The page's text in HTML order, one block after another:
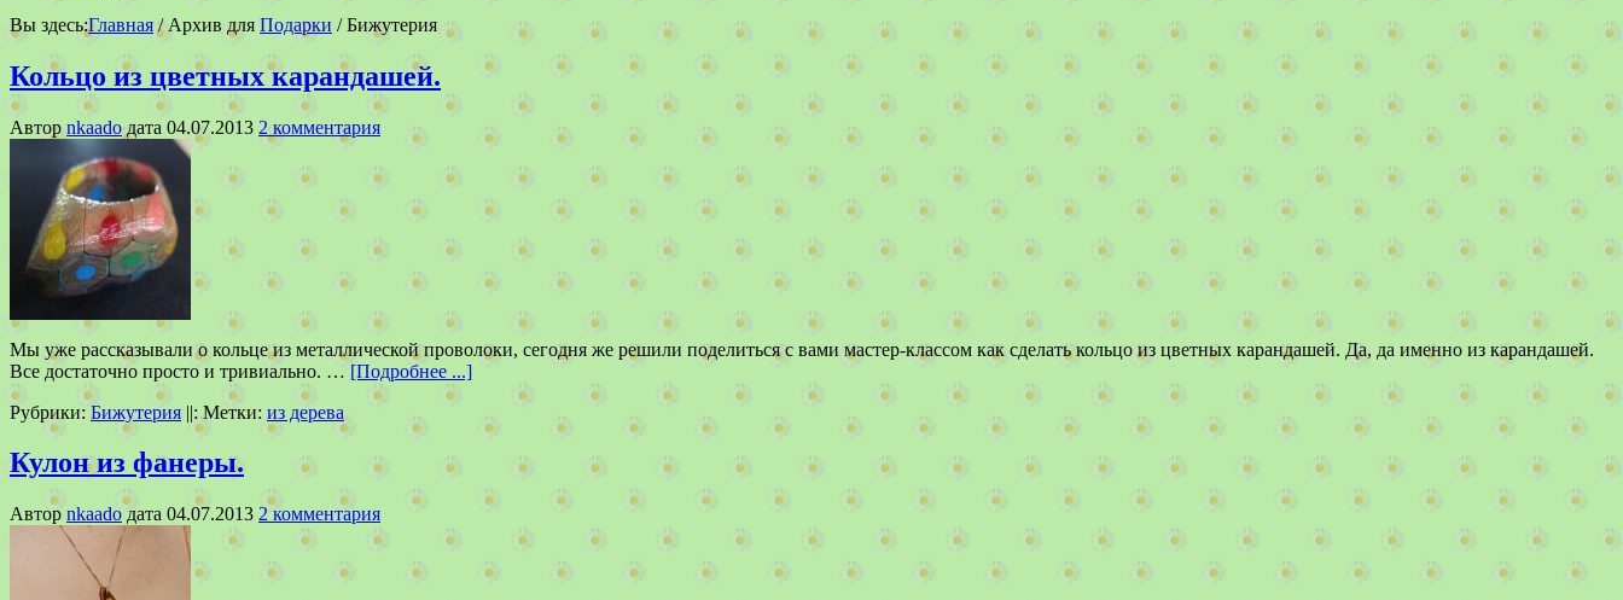
Вы здесь:Главная/ Архив для Подарки / Бижутерия
Кольцо из цветных карандашей.
Автор nkaadoдата 04.07.2013 2 комментария
Мы уже рассказывали о кольце из металлической проволоки, сегодня же решили поделиться с вами мастер-классом как сделать кольцо из цветных карандашей. Да, да именно из карандашей.
Все достаточно просто и тривиально. … [Подробнее ...]
Рубрики: Бижутерия ||: Метки: из дерева
Кулон из фанеры.
Автор nkaado дата 04.07.2013 2 комментария